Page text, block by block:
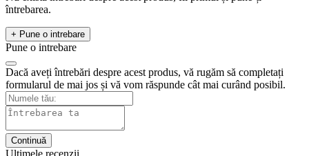
întrebarea.
+ Pune o intrebare
Pune o intrebare
Dacă aveți întrebări despre acest produs, vă rugăm să completați
formularul de mai jos și vă vom răspunde cât mai curând posibil.
Continuă
Ultimele recenzii